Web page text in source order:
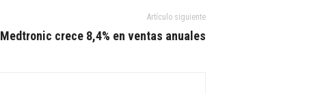
Artículo siguiente
Medtronic crece 8,4% en ventas anuales